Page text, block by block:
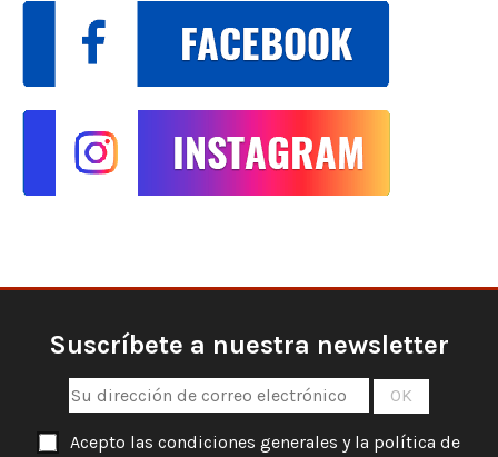
Suscríbete a nuestra newsletter
Acepto las condiciones generales y la política de